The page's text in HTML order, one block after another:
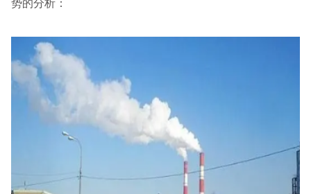
势的分析：